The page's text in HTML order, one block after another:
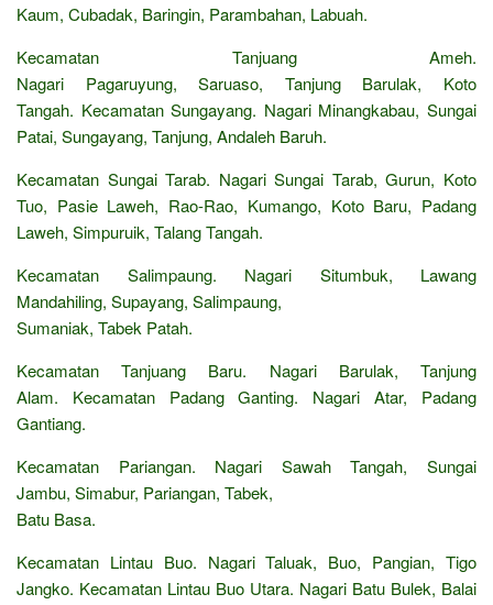
Kaum, Cubadak, Baringin, Parambahan, Labuah.
Kecamatan Tanjuang Ameh.
Nagari Pagaruyung, Saruaso, Tanjung Barulak, Koto
Tangah. Kecamatan Sungayang. Nagari Minangkabau, Sungai
Patai, Sungayang, Tanjung, Andaleh Baruh.
Kecamatan Sungai Tarab. Nagari Sungai Tarab, Gurun, Koto
Tuo, Pasie Laweh, Rao-Rao, Kumango, Koto Baru, Padang
Laweh, Simpuruik, Talang Tangah.
Kecamatan Salimpaung. Nagari Situmbuk, Lawang
Mandahiling, Supayang, Salimpaung,
Sumaniak, Tabek Patah.
Kecamatan Tanjuang Baru. Nagari Barulak, Tanjung
Alam. Kecamatan Padang Ganting. Nagari Atar, Padang
Gantiang.
Kecamatan Pariangan. Nagari Sawah Tangah, Sungai
Jambu, Simabur, Pariangan, Tabek,
Batu Basa.
Kecamatan Lintau Buo. Nagari Taluak, Buo, Pangian, Tigo
Jangko. Kecamatan Lintau Buo Utara. Nagari Batu Bulek, Balai